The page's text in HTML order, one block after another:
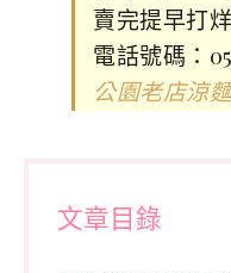
賣完提早打
電話號碼：
公園老店涼
文章目錄